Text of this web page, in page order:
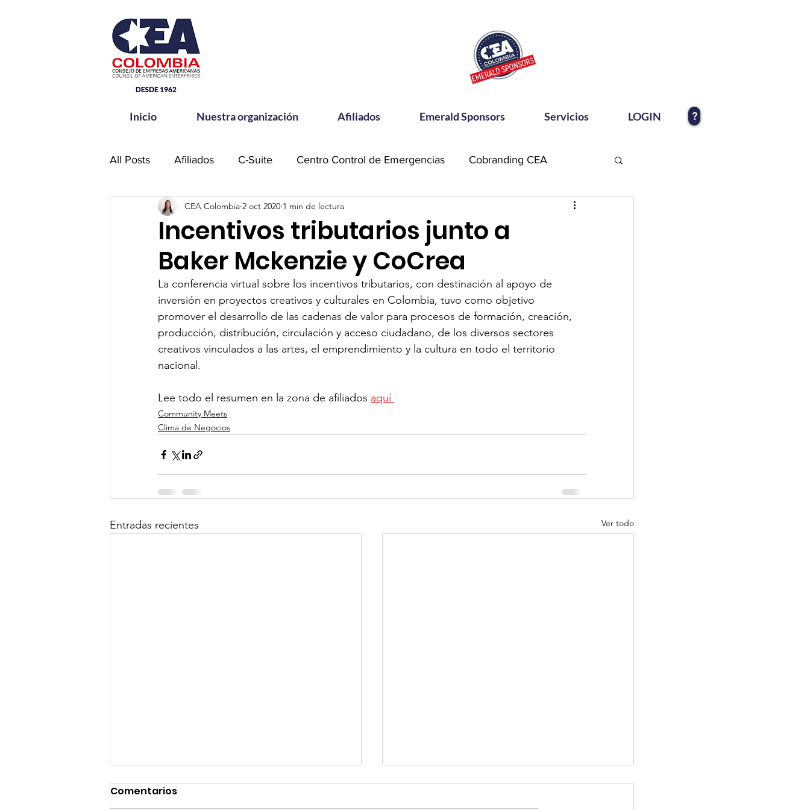
Inicio Nuestra organización Afiliados Emerald Sponsors Servicios LOGIN ?
All Posts Afiliados C-Suite Centro Control de Emergencias Cobranding CEA
Comité de Seguridad CEA-OSAC Community Meets
Hands for Change Networking CEA Power Talks Reconocimientos
Clima de Negocios Gestión de talento humano Sostenibilidad Seguridad Corporativa
OSAC NotiCEA
Incentivos tributarios junto a
Baker Mckenzie y CoCrea
CEA Colombia 2 oct 2020 1 min de lectura
La conferencia virtual sobre los incentivos tributarios, con destinación al apoyo de
inversión en proyectos creativos y culturales en Colombia, tuvo como objetivo
promover el desarrollo de las cadenas de valor para procesos de formación, creación,
producción, distribución, circulación y acceso ciudadano, de los diversos sectores
creativos vinculados a las artes, el emprendimiento y la cultura en todo el territorio
nacional.
Lee todo el resumen en la zona de afiliados aquí
Community Meets
Clima de Negocios
Entradas recientes Ver todo
Comentarios